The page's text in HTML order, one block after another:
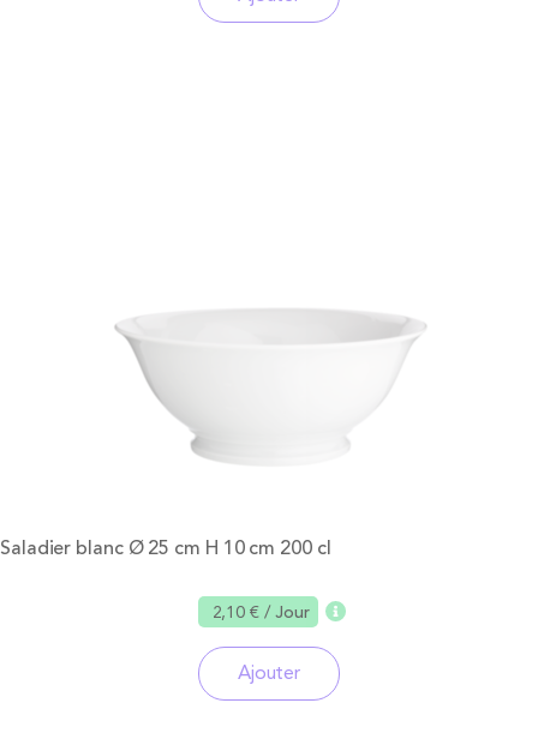
Saladier blanc Ø 25 cm H 10 cm 200 cl
2,10 €/ Jour
Ajouter